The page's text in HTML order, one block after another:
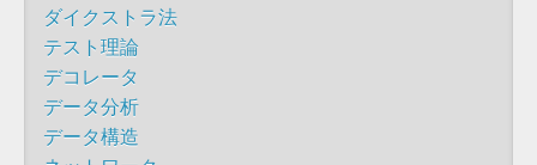
ダイクストラ法
テスト理論
デコレータ
データ分析
データ構造